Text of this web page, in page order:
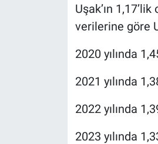
Uşak’ın
verilerine göre
2020 yılında
2021 yılında
2022 yılında
2023 yılında